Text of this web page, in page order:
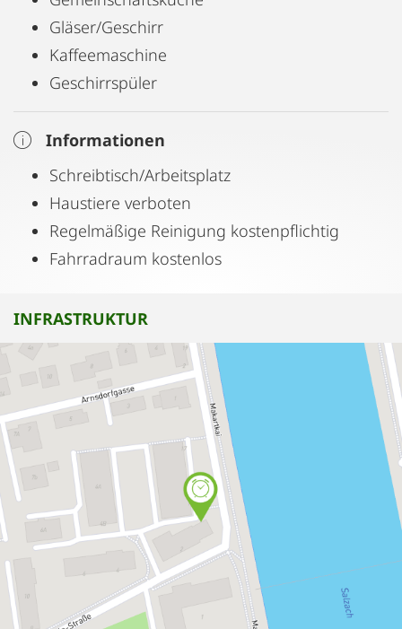
Gläser/Geschirr
Kaffeemaschine
Geschirrspüler
Informationen
Schreibtisch/Arbeitsplatz
Haustiere verboten
Regelmäßige Reinigung kostenpflichtig
Fahrradraum kostenlos
INFRASTRUKTUR